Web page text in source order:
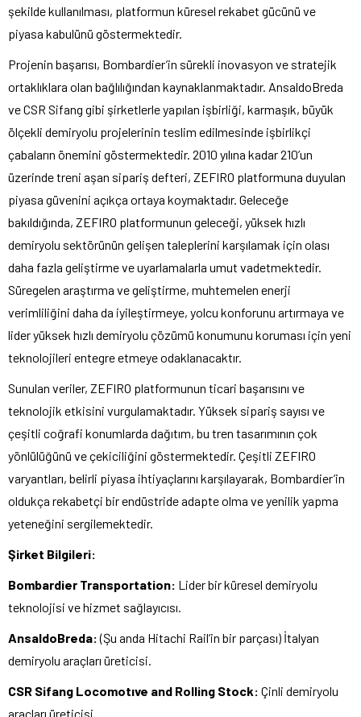
şekilde kullanılması, platformun küresel rekabet gücünü ve
piyasa kabulünü göstermektedir.
Projenin başarısı, Bombardier’in sürekli inovasyon ve stratejik
ortaklıklara olan bağlılığından kaynaklanmaktadır. AnsaldoBreda
ve CSR Sifang gibi şirketlerle yapılan işbirliği, karmaşık, büyük
ölçekli demiryolu projelerinin teslim edilmesinde işbirlikçi
çabaların önemini göstermektedir. 2010 yılına kadar 210’un
üzerinde treni aşan sipariş defteri, ZEFIRO platformuna duyulan
piyasa güvenini açıkça ortaya koymaktadır. Geleceğe
bakıldığında, ZEFIRO platformunun geleceği, yüksek hızlı
demiryolu sektörünün gelişen taleplerini karşılamak için olası
daha fazla geliştirme ve uyarlamalarla umut vadetmektedir.
Süregelen araştırma ve geliştirme, muhtemelen enerji
verimliliğini daha da iyileştirmeye, yolcu konforunu artırmaya ve
lider yüksek hızlı demiryolu çözümü konumunu koruması için yeni
teknolojileri entegre etmeye odaklanacaktır.
Sunulan veriler, ZEFIRO platformunun ticari başarısını ve
teknolojik etkisini vurgulamaktadır. Yüksek sipariş sayısı ve
çeşitli coğrafi konumlarda dağıtım, bu tren tasarımının çok
yönlülüğünü ve çekiciliğini göstermektedir. Çeşitli ZEFIRO
varyantları, belirli piyasa ihtiyaçlarını karşılayarak, Bombardier’in
oldukça rekabetçi bir endüstride adapte olma ve yenilik yapma
yeteneğini sergilemektedir.
Şirket Bilgileri:
Bombardier Transportation: Lider bir küresel demiryolu
teknolojisi ve hizmet sağlayıcısı.
AnsaldoBreda:(Şu anda Hitachi Rail’in bir parçası) İtalyan
demiryolu araçları üreticisi.
CSR Sifang Locomotıve and Rolling Stock: Çinli demiryolu
araçları üreticisi.